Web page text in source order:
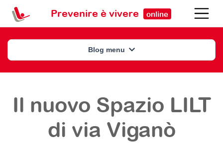
Prevenire è vivere online
Blog menu
Il nuovo Spazio LILT
di via Viganò